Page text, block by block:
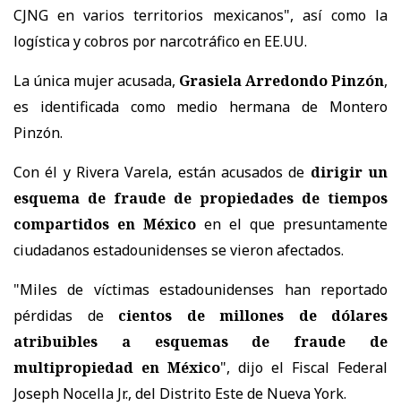
CJNG en varios territorios mexicanos", así como la
logística y cobros por narcotráfico en EE.UU.
La única mujer acusada, Grasiela Arredondo Pinzón,
es identificada como medio hermana de Montero
Pinzón.
Con él y Rivera Varela, están acusados de dirigir un
esquema de fraude de propiedades de tiempos
compartidos en México en el que presuntamente
ciudadanos estadounidenses se vieron afectados.
"Miles de víctimas estadounidenses han reportado
pérdidas de cientos de millones de dólares
atribuibles a esquemas de fraude de
multipropiedad en México", dijo el Fiscal Federal
Joseph Nocella Jr., del Distrito Este de Nueva York.